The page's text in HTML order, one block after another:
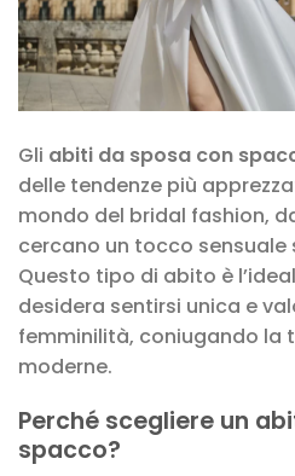
Gli abiti da sposa con
delle tendenze più
mondo del bridal fashion,
cercano un tocco sensuale
Questo tipo di abito è
desidera sentirsi unica e
femminilità, coniugando la
moderne.
Perché scegliere un
spacco?